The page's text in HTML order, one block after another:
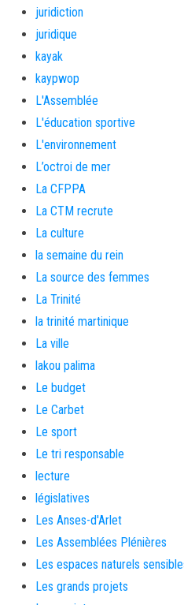
juridiction
juridique
kayak
kaypwop
L'Assemblée
L'éducation sportive
L'environnement
L’octroi de mer
La CFPPA
La CTM recrute
La culture
la semaine du rein
La source des femmes
La Trinité
la trinité martinique
La ville
lakou palima
Le budget
Le Carbet
Le sport
Le tri responsable
lecture
législatives
Les Anses-d'Arlet
Les Assemblées Plénières
Les espaces naturels
Les grands projets